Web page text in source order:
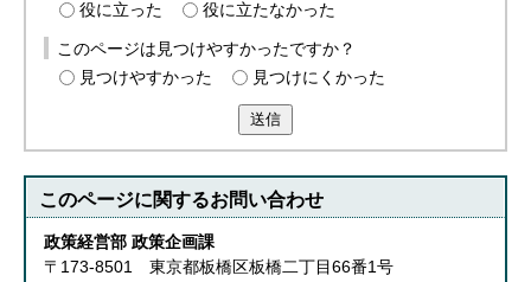
役に立った
役に立たなかった
このページは見つけやすかったですか？
見つけやすかった
見つけにくかった
送信
このページに関するお問い合わせ
政策経営部 政策企画課
〒173-8501 東京都板橋区板橋二丁目66番1号